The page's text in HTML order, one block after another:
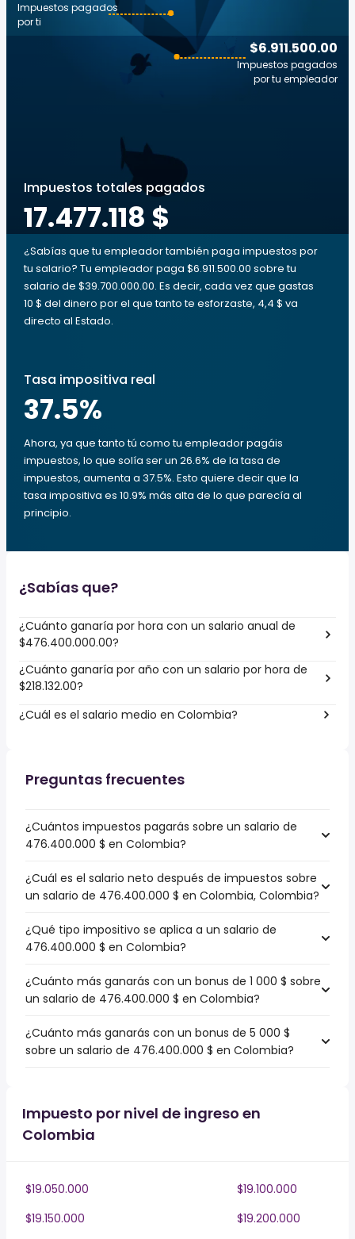
$6.911.500.00
Impuestos pagados
por tu empleador
Impuestos pagados
por ti
Impuestos totales pagados
17.477.118 $
¿Sabías que tu empleador también paga impuestos por
tu salario? Tu empleador paga $6.911.500.00 sobre tu
salario de $39.700.000.00. Es decir, cada vez que gastas
10 $ del dinero por el que tanto te esforzaste, 4,4 $ va
directo al Estado.
Tasa impositiva real
37.5%
Ahora, ya que tanto tú como tu empleador pagáis
impuestos, lo que solía ser un 26.6% de la tasa de
impuestos, aumenta a 37.5%. Esto quiere decir que la
tasa impositiva es 10.9% más alta de lo que parecía al
principio.
¿Sabías que?
¿Cuánto ganaría por hora con un salario anual de
$476.400.000.00?
¿Cuánto ganaría por año con un salario por hora de
$218.132.00?
¿Cuál es el salario medio en Colombia?
Preguntas frecuentes
¿Cuántos impuestos pagarás sobre un salario de
476.400.000 $ en Colombia?
¿Cuál es el salario neto después de impuestos sobre
un salario de 476.400.000 $ en Colombia, Colombia?
¿Qué tipo impositivo se aplica a un salario de
476.400.000 $ en Colombia?
¿Cuánto más ganarás con un bonus de 1 000 $ sobre
un salario de 476.400.000 $ en Colombia?
¿Cuánto más ganarás con un bonus de 5 000 $
sobre un salario de 476.400.000 $ en Colombia?
Impuesto por nivel de ingreso en
Colombia
$19.050.000
$19.100.000
$19.150.000
$19.200.000